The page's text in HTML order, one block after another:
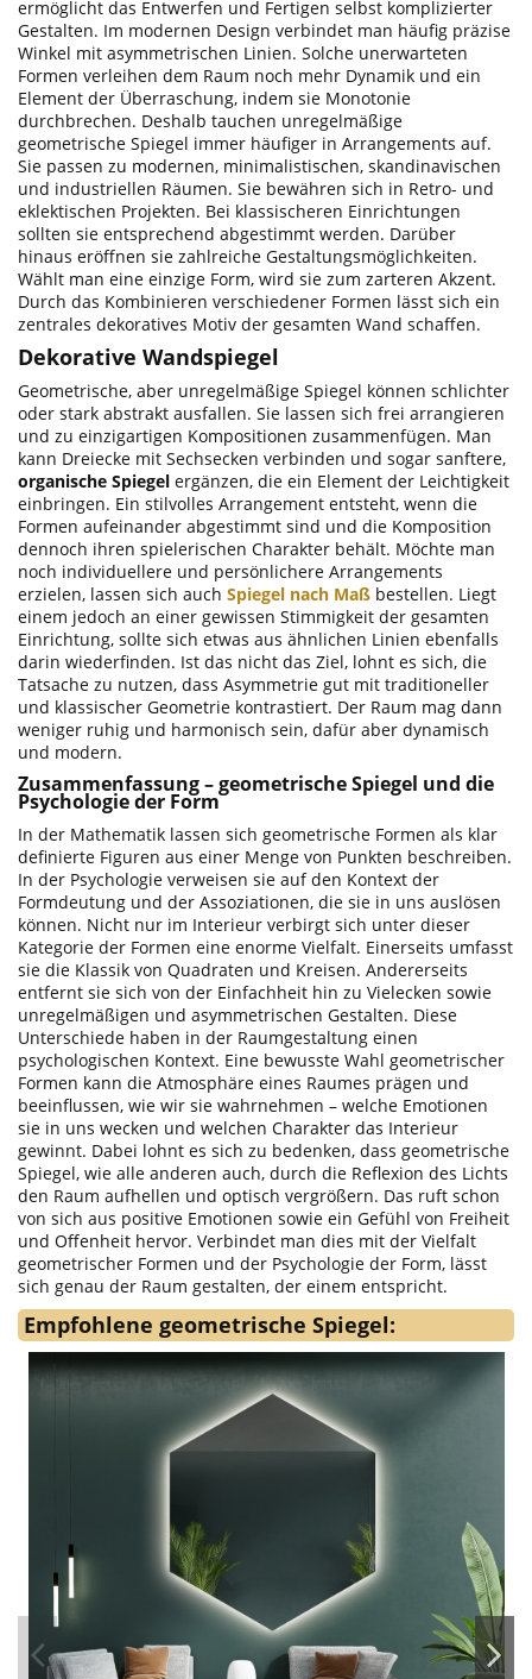
ermöglicht das Entwerfen und Fertigen selbst komplizierter
Gestalten. Im modernen Design verbindet man häufig präzise
Winkel mit asymmetrischen Linien. Solche unerwarteten
Formen verleihen dem Raum noch mehr Dynamik und ein
Element der Überraschung, indem sie Monotonie
durchbrechen. Deshalb tauchen unregelmäßige
geometrische Spiegel immer häufiger in Arrangements auf.
Sie passen zu modernen, minimalistischen, skandinavischen
und industriellen Räumen. Sie bewähren sich in Retro- und
eklektischen Projekten. Bei klassischeren Einrichtungen
sollten sie entsprechend abgestimmt werden. Darüber
hinaus eröffnen sie zahlreiche Gestaltungsmöglichkeiten.
Wählt man eine einzige Form, wird sie zum zarteren Akzent.
Durch das Kombinieren verschiedener Formen lässt sich ein
zentrales dekoratives Motiv der gesamten Wand schaffen.
Dekorative Wandspiegel
Geometrische, aber unregelmäßige Spiegel können schlichter
oder stark abstrakt ausfallen. Sie lassen sich frei arrangieren
und zu einzigartigen Kompositionen zusammenfügen. Man
kann Dreiecke mit Sechsecken verbinden und sogar sanftere,
organische Spiegel ergänzen, die ein Element der Leichtigkeit
einbringen. Ein stilvolles Arrangement entsteht, wenn die
Formen aufeinander abgestimmt sind und die Komposition
dennoch ihren spielerischen Charakter behält. Möchte man
noch individuellere und persönlichere Arrangements
erzielen, lassen sich auch Spiegel nach Maß bestellen. Liegt
einem jedoch an einer gewissen Stimmigkeit der gesamten
Einrichtung, sollte sich etwas aus ähnlichen Linien ebenfalls
darin wiederfinden. Ist das nicht das Ziel, lohnt es sich, die
Tatsache zu nutzen, dass Asymmetrie gut mit traditioneller
und klassischer Geometrie kontrastiert. Der Raum mag dann
weniger ruhig und harmonisch sein, dafür aber dynamisch
und modern.
Zusammenfassung – geometrische Spiegel und die
Psychologie der Form
In der Mathematik lassen sich geometrische Formen als klar
definierte Figuren aus einer Menge von Punkten beschreiben.
In der Psychologie verweisen sie auf den Kontext der
Formdeutung und der Assoziationen, die sie in uns auslösen
können. Nicht nur im Interieur verbirgt sich unter dieser
Kategorie der Formen eine enorme Vielfalt. Einerseits umfasst
sie die Klassik von Quadraten und Kreisen. Andererseits
entfernt sie sich von der Einfachheit hin zu Vielecken sowie
unregelmäßigen und asymmetrischen Gestalten. Diese
Unterschiede haben in der Raumgestaltung einen
psychologischen Kontext. Eine bewusste Wahl geometrischer
Formen kann die Atmosphäre eines Raumes prägen und
beeinflussen, wie wir sie wahrnehmen – welche Emotionen
sie in uns wecken und welchen Charakter das Interieur
gewinnt. Dabei lohnt es sich zu bedenken, dass geometrische
Spiegel, wie alle anderen auch, durch die Reflexion des Lichts
den Raum aufhellen und optisch vergrößern. Das ruft schon
von sich aus positive Emotionen sowie ein Gefühl von Freiheit
und Offenheit hervor. Verbindet man dies mit der Vielfalt
geometrischer Formen und der Psychologie der Form, lässt
sich genau der Raum gestalten, der einem entspricht.
Empfohlene geometrische Spiegel: